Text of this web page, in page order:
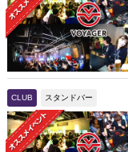
CLUB スタンドバー